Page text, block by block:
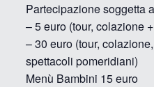
Partecipazione soggetta
– 5 euro (tour, colazione
– 30 euro (tour,
spettacoli pomeridiani)
Menù Bambini 15 euro